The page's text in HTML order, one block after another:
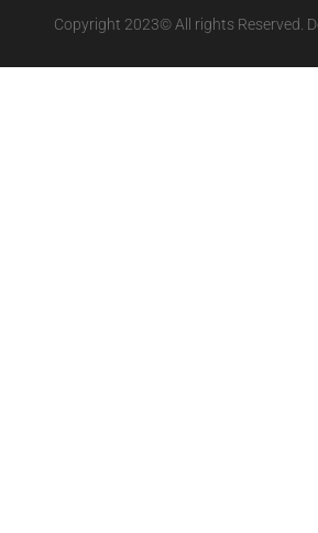
Copyright 2023© All rights Reserved.